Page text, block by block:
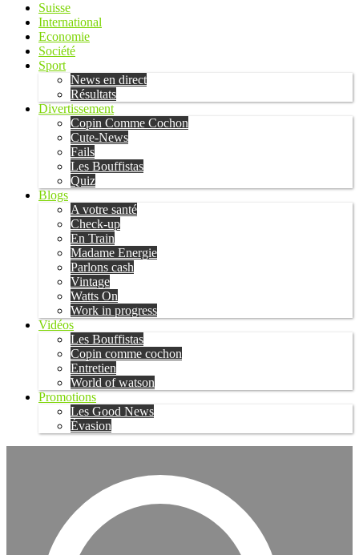
Suisse
International
Economie
Société
Sport
News en direct
Résultats
Divertissement
Copin Comme Cochon
Cute-News
Fails
Les Bouffistas
Quiz
Blogs
A votre santé
Check-up
En Train
Madame Energie
Parlons cash
Vintage
Watts On
Work in progress
Vidéos
Les Bouffistas
Copin comme cochon
Entretien
World of watson
Promotions
Les Good News
Évasion